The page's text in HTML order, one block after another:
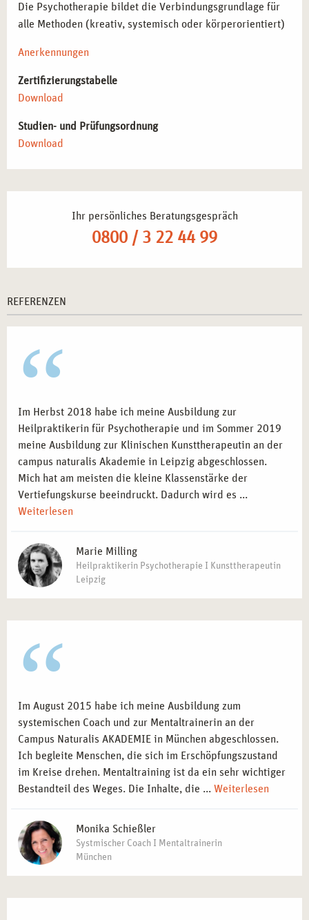
Die Psychotherapie bildet die Verbindungsgrundlage für
alle Methoden (kreativ, systemisch oder körperorientiert)
Anerkennungen
Zertifizierungstabelle
Download
Studien- und Prüfungsordnung
Download
Ihr persönliches Beratungsgespräch
0800 / 3 22 44 99
REFERENZEN
Im Herbst 2018 habe ich meine Ausbildung zur
Heilpraktikerin für Psychotherapie und im Sommer 2019
meine Ausbildung zur Klinischen Kunsttherapeutin an der
campus naturalis Akademie in Leipzig abgeschlossen.
Mich hat am meisten die kleine Klassenstärke der
Vertiefungskurse beeindruckt. Dadurch wird es ...
Weiterlesen
Marie Milling
Heilpraktikerin Psychotherapie I Kunsttherapeutin
Leipzig
Im August 2015 habe ich meine Ausbildung zum
systemischen Coach und zur Mentaltrainerin an der
Campus Naturalis AKADEMIE in München abgeschlossen.
Ich begleite Menschen, die sich im Erschöpfungszustand
im Kreise drehen. Mentaltraining ist da ein sehr wichtiger
Bestandteil des Weges. Die Inhalte, die ... Weiterlesen
Monika Schießler
Systmischer Coach I Mentaltrainerin
München